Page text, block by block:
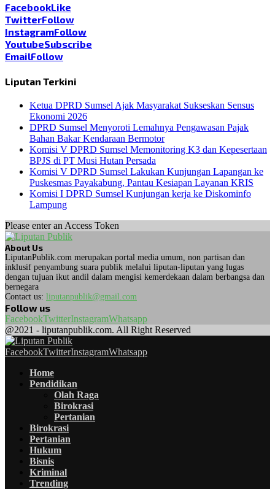
FacebookLike
TwitterFollow
InstagramFollow
YoutubeSubscribe
EmailFollow
Liputan Terkini
Ketua DPRD Sumsel Ajak Masyarakat Sukseskan Sensus
Ekonomi 2026
DPRD Sumsel Menyoroti Lemahnya Pengawasan Pajak
Bahan Bakar Kendaraan Bermotor
Komisi V DPRD Sumsel Memonitoring K3 dan Kepesertaan
BPJS di PT Musi Hutan Persada
Komisi V DPRD Sumsel Lakukan Kunjungan Lapangan ke
Puskesmas Payakabung, Pantau Kesiapan Layanan KRIS
Komisi I DPRD Sumsel Kunjungan kerja ke Diskominfo
Lampung
Please enter an Access Token
About Us
LiputanPublik.com merupakan portal media umum, non partisan dan
inklusif penyambung suara publik melalui liputan-liputan yang lugas
dengan tujuan ikut andil dalam mengisi kemerdekaan dalam berbangsa dan
bernegara
Contact us: liputanpublik@gmail.com
Follow us
FacebookTwitterInstagramWhatsapp
@2021 - liputanpublik.com. All Right Reserved
FacebookTwitterInstagramWhatsapp
Home
Pendidikan
Olah Raga
Birokrasi
Pertanian
Birokrasi
Pertanian
Hukum
Bisnis
Kriminal
Trending